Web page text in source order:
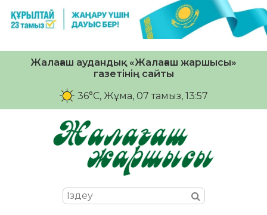
Жалағаш аудандық «Жалағаш жаршысы»
газетінің сайты
36°C, Жұма, 07 тамыз, 13:57